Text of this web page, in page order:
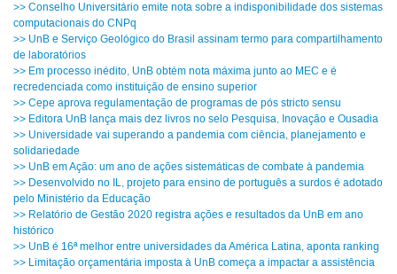
>> Conselho Universitário emite nota sobre a indisponibilidade dos sistemas
computacionais do CNPq
>> UnB e Serviço Geológico do Brasil assinam termo para compartilhamento
de laboratórios
>> Em processo inédito, UnB obtém nota máxima junto ao MEC e é
recredenciada como instituição de ensino superior
>> Cepe aprova regulamentação de programas de pós stricto sensu
>> Editora UnB lança mais dez livros no selo Pesquisa, Inovação e Ousadia
>> Universidade vai superando a pandemia com ciência, planejamento e
solidariedade
>> UnB em Ação: um ano de ações sistemáticas de combate à pandemia
>> Desenvolvido no IL, projeto para ensino de português a surdos é adotado
pelo Ministério da Educação
>> Relatório de Gestão 2020 registra ações e resultados da UnB em ano
histórico
>> UnB é 16ª melhor entre universidades da América Latina, aponta ranking
>> Limitação orçamentária imposta à UnB começa a impactar a assistência